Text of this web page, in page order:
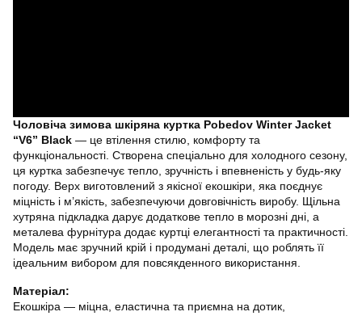
Чоловіча зимова шкіряна куртка Pobedov Winter Jacket
“V6” Black — це втілення стилю, комфорту та
функціональності. Створена спеціально для холодного сезону,
ця куртка забезпечує тепло, зручність і впевненість у будь-яку
погоду. Верх виготовлений з якісної екошкіри, яка поєднує
міцність і м’якість, забезпечуючи довговічність виробу. Щільна
хутряна підкладка дарує додаткове тепло в морозні дні, а
металева фурнітура додає куртці елегантності та практичності.
Модель має зручний крій і продумані деталі, що роблять її
ідеальним вибором для повсякденного використання.
Матеріал:
Екошкіра — міцна, еластична та приємна на дотик,